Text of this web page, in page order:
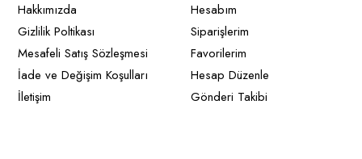
Hakkımızda
Gizlilik Poltikası
Mesafeli Satış Sözleşmesi
İade ve Değişim Koşulları
İletişim
Hesabım
Siparişlerim
Favorilerim
Hesap Düzenle
Gönderi Takibi